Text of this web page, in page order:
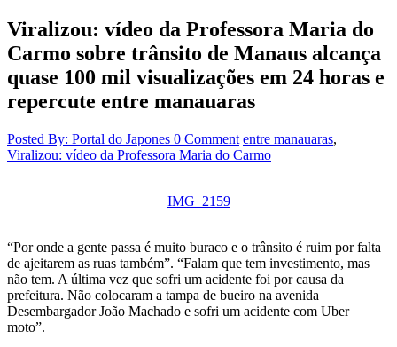
Viralizou: vídeo da Professora Maria do
Carmo sobre trânsito de Manaus alcança
quase 100 mil visualizações em 24 horas e
repercute entre manauaras
Posted By: Portal do Japones 0 Comment entre manauaras,
Viralizou: vídeo da Professora Maria do Carmo
IMG_2159
“Por onde a gente passa é muito buraco e o trânsito é ruim por falta
de ajeitarem as ruas também”. “Falam que tem investimento, mas
não tem. A última vez que sofri um acidente foi por causa da
prefeitura. Não colocaram a tampa de bueiro na avenida
Desembargador João Machado e sofri um acidente com Uber
moto”.